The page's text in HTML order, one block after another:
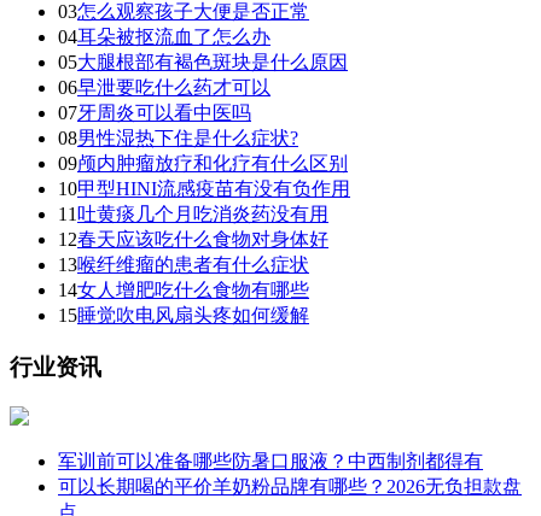
03怎么观察孩子大便是否正常
04耳朵被抠流血了怎么办
05大腿根部有褐色斑块是什么原因
06早泄要吃什么药才可以
07牙周炎可以看中医吗
08男性湿热下住是什么症状?
09颅内肿瘤放疗和化疗有什么区别
10甲型HINI流感疫苗有没有负作用
11 吐黄痰几个月吃消炎药没有用
12春天应该吃什么食物对身体好
13喉纤维瘤的患者有什么症状
14女人增肥吃什么食物有哪些
15睡觉吹电风扇头疼如何缓解
行业资讯
军训前可以准备哪些防暑口服液？中西制剂都得有
可以长期喝的平价羊奶粉品牌有哪些？2026无负担款盘
点